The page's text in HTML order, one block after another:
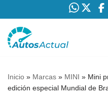
Saltar
Inicio » Marcas » MINI » Mini
edición especial Mundial de